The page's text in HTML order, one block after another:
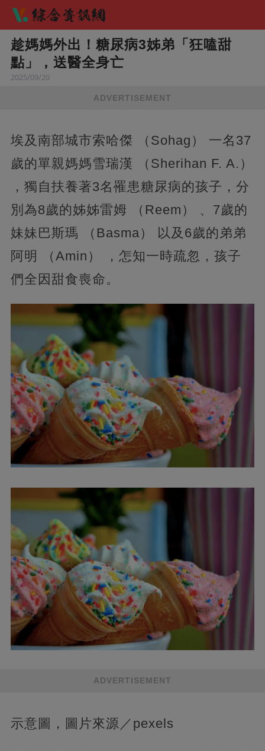
趁媽媽外出！糖尿病3姊弟「狂嗑甜
點」，送醫全身亡
2025/09/20
ADVERTISEMENT
埃及南部城市索哈傑 （Sohag） 一名37
歲的單親媽媽雪瑞漢 （Sherihan F. A.）
，獨自扶養著3名罹患糖尿病的孩子，分
別為8歲的姊姊雷姆 （Reem） 、7歲的
妹妹巴斯瑪 （Basma） 以及6歲的弟弟
阿明 （Amin） ，怎知一時疏忽，孩子
們全因甜食喪命。
ADVERTISEMENT
示意圖，圖片來源／pexels